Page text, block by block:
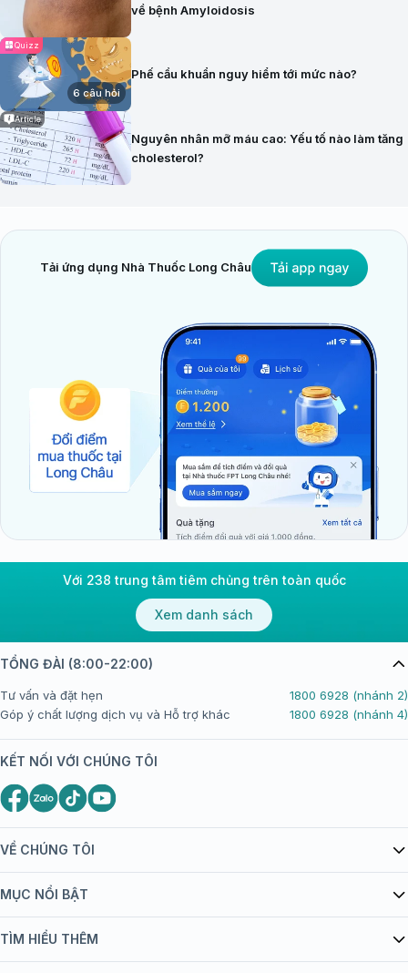
về bệnh Amyloidosis
Quizz
6 câu hỏi
Phế cầu khuẩn nguy hiểm tới mức nào?
Article
Nguyên nhân mỡ máu cao: Yếu tố nào làm tăng
cholesterol?
Tải ứng dụng Nhà Thuốc Long Châu
Với 238 trung tâm tiêm chủng trên toàn quốc
Xem danh sách
VỀ CHÚNG TÔI
Giới thiệu Tiêm Chủng FPT Long Châu
bán hàng
MỤC NỔI BẬT
Danh mục vắc xin
TÌM HIỂU THÊM
TỔNG ĐÀI (8:00-22:00)
Tư vấn và đặt hẹn
1800 6928 (nhánh 2)
Góp ý chất lượng dịch vụ và Hỗ trợ khác
1800 6928 (nhánh 4)
KẾT NỐI VỚI CHÚNG TÔI